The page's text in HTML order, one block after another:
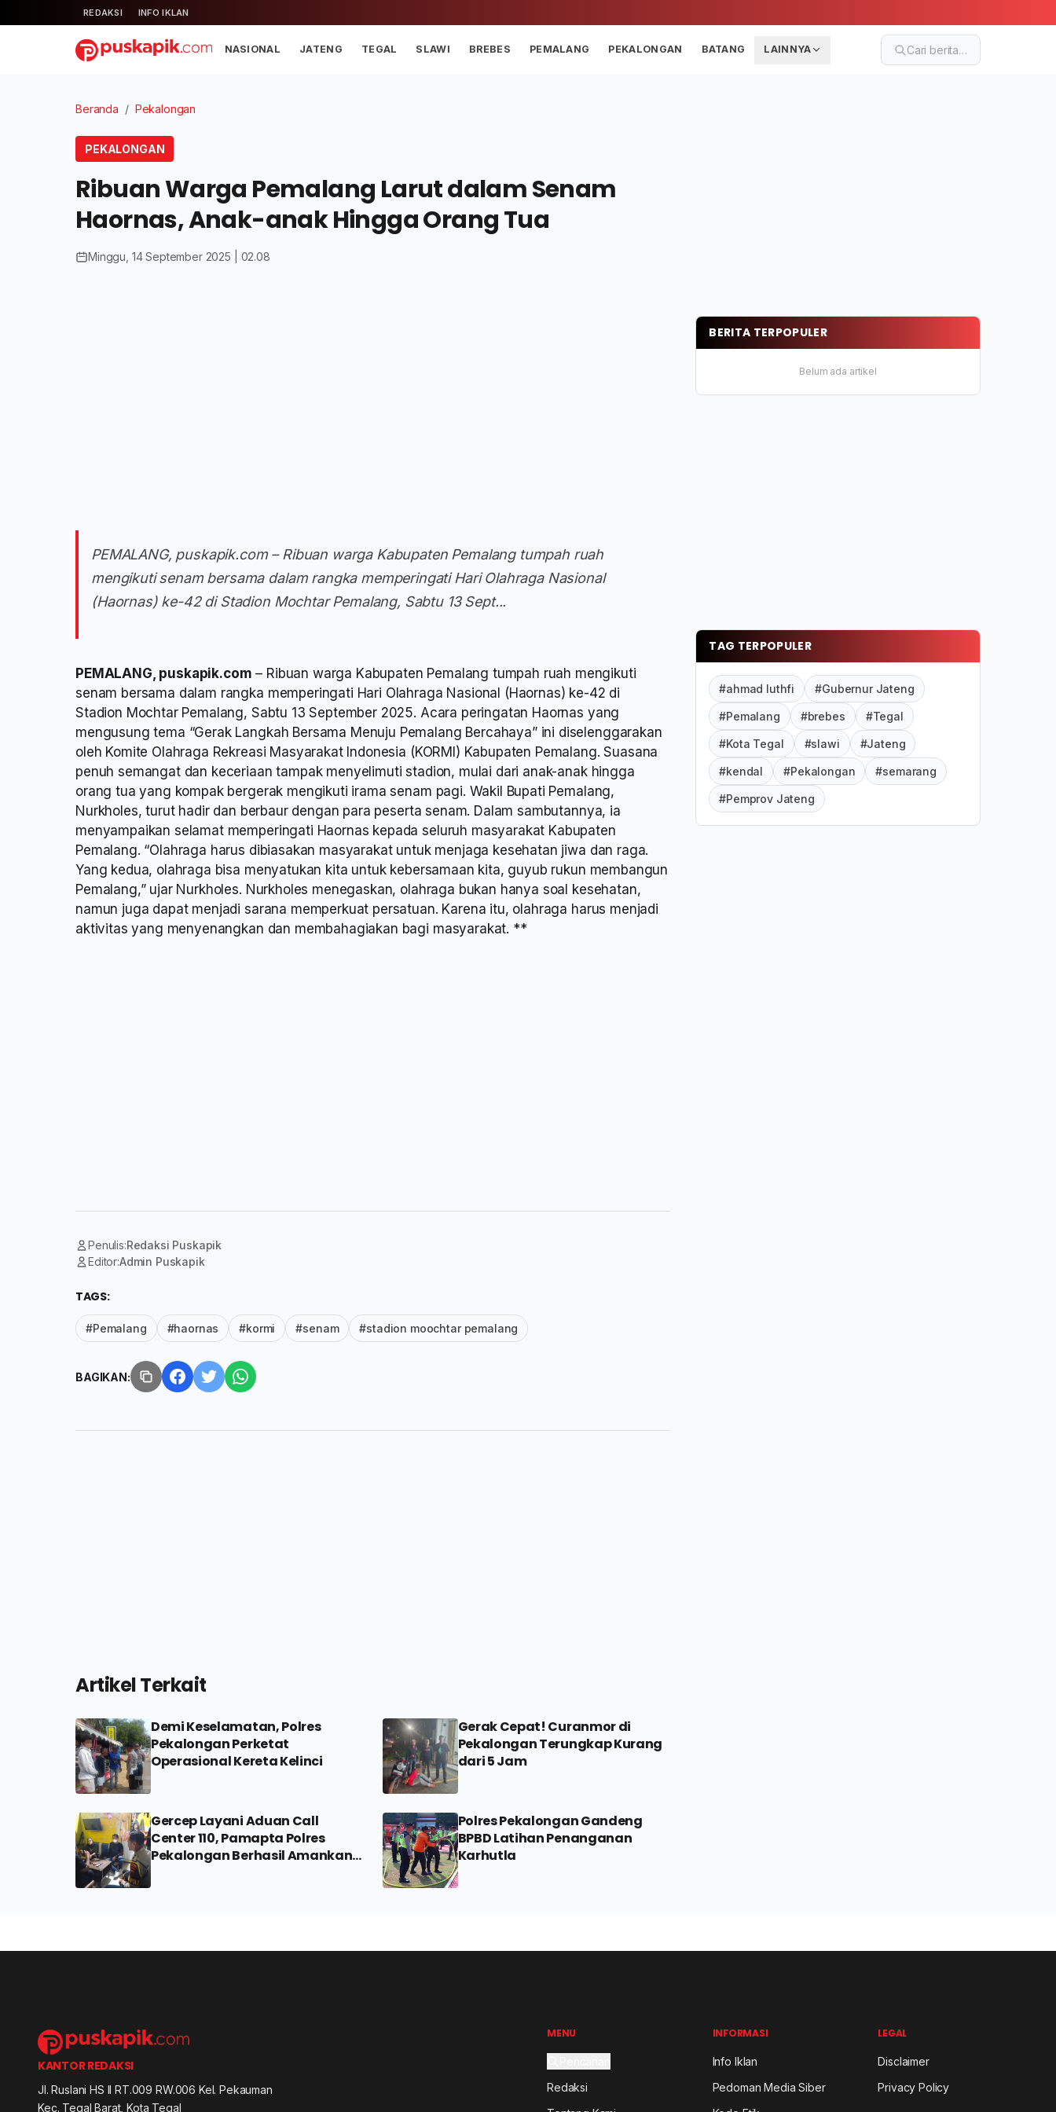
REDAKSI INFO IKLAN
NASIONAL JATENG TEGAL SLAWI BREBES PEMALANG PEKALONGAN BATANG LAINNYA Cari berita…
Beranda / Pekalongan
PEKALONGAN
Ribuan Warga Pemalang Larut dalam Senam
Haornas, Anak-anak Hingga Orang Tua
Minggu, 14 September 2025 | 02.08
PEMALANG, puskapik.com – Ribuan warga Kabupaten Pemalang tumpah ruah
mengikuti senam bersama dalam rangka memperingati Hari Olahraga Nasional
(Haornas) ke-42 di Stadion Mochtar Pemalang, Sabtu 13 Sept...
PEMALANG, puskapik.com – Ribuan warga Kabupaten Pemalang tumpah ruah mengikuti
senam bersama dalam rangka memperingati Hari Olahraga Nasional (Haornas) ke-42 di
Stadion Mochtar Pemalang, Sabtu 13 September 2025. Acara peringatan Haornas yang
mengusung tema “Gerak Langkah Bersama Menuju Pemalang Bercahaya” ini diselenggarakan
oleh Komite Olahraga Rekreasi Masyarakat Indonesia (KORMI) Kabupaten Pemalang. Suasana
penuh semangat dan keceriaan tampak menyelimuti stadion, mulai dari anak-anak hingga
orang tua yang kompak bergerak mengikuti irama senam pagi. Wakil Bupati Pemalang,
Nurkholes, turut hadir dan berbaur dengan para peserta senam. Dalam sambutannya, ia
menyampaikan selamat memperingati Haornas kepada seluruh masyarakat Kabupaten
Pemalang. “Olahraga harus dibiasakan masyarakat untuk menjaga kesehatan jiwa dan raga.
Yang kedua, olahraga bisa menyatukan kita untuk kebersamaan kita, guyub rukun membangun
Pemalang,” ujar Nurkholes. Nurkholes menegaskan, olahraga bukan hanya soal kesehatan,
namun juga dapat menjadi sarana memperkuat persatuan. Karena itu, olahraga harus menjadi
aktivitas yang menyenangkan dan membahagiakan bagi masyarakat. **
Penulis:Redaksi Puskapik
Editor:Admin Puskapik
TAGS:
#Pemalang #haornas #kormi #senam #stadion moochtar pemalang
BAGIKAN:
Artikel Terkait
Demi Keselamatan, Polres
Pekalongan Perketat
Operasional Kereta Kelinci
Gerak Cepat! Curanmor di
Pekalongan Terungkap Kurang
dari 5 Jam
Gercep Layani Aduan Call
Center 110, Pamapta Polres
Pekalongan Berhasil Amankan
Polres Pekalongan Gandeng
BPBD Latihan Penanganan
Karhutla
BERITA TERPOPULER
Belum ada artikel
TAG TERPOPULER
#ahmad luthfi #Gubernur Jateng
#Pemalang #brebes #Tegal
#Kota Tegal #slawi #Jateng
#kendal #Pekalongan #semarang
#Pemprov Jateng
KANTOR REDAKSI
Jl. Ruslani HS II RT.009 RW.006 Kel. Pekauman
Kec. Tegal Barat, Kota Tegal
MENU
Redaksi
INFORMASI
Info Iklan
Pedoman Media Siber
LEGAL
Disclaimer
Privacy Policy